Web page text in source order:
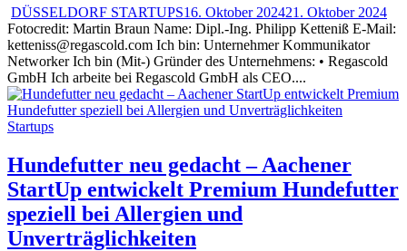
DÜSSELDORF STARTUPS16. Oktober 202421. Oktober 2024
Fotocredit: Martin Braun Name: Dipl.-Ing. Philipp Ketteniß E-Mail:
ketteniss@regascold.com Ich bin: Unternehmer Kommunikator
Networker Ich bin (Mit-) Gründer des Unternehmens: • Regascold
GmbH Ich arbeite bei Regascold GmbH als CEO....
Startups
Hundefutter neu gedacht – Aachener
StartUp entwickelt Premium Hundefutter
speziell bei Allergien und
Unverträglichkeiten